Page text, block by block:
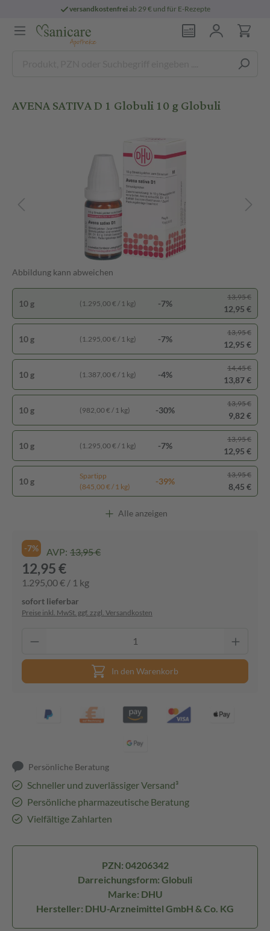
versandkostenfreiab 29 € und für E-Rezepte
AVENA SATIVA D 1 Globuli 10 g Globuli
Abbildung kann abweichen
10 g (1.295,00 € / 1 kg) -7%
13,95 €
12,95 €
10 g (1.387,00 € / 1 kg) -4%
14,45 €
13,87 €
10 g (1.295,00 € / 1 kg) -7%
13,95 €
12,95 €
10 g (982,00 € / 1 kg) -30%
13,95 €
9,82 €
10 g (1.295,00 € / 1 kg) -7%
13,95 €
12,95 €
10 g
Spartipp
(845,00 € / 1 kg)
-39%
13,95 €
8,45 €
Alle anzeigen
-7% AVP: 13,95 €
12,95 €
1.295,00 € / 1 kg
sofort lieferbar
Preise inkl. MwSt. ggf. zzgl. Versandkosten
In den Warenkorb
Persönliche Beratung
Schneller und zuverlässiger Versand³
Persönliche pharmazeutische Beratung
Vielfältige Zahlarten
PZN: 04206342
Darreichungsform: Globuli
Marke: DHU
Hersteller: DHU-Arzneimittel GmbH & Co. KG